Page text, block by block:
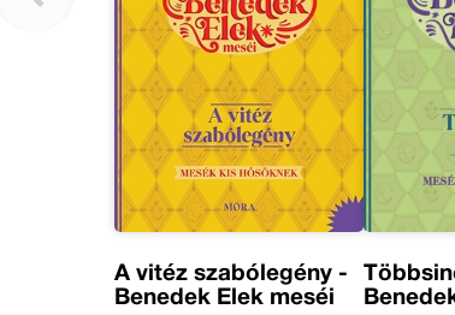
A vitéz szabólegény -
Benedek Elek meséi